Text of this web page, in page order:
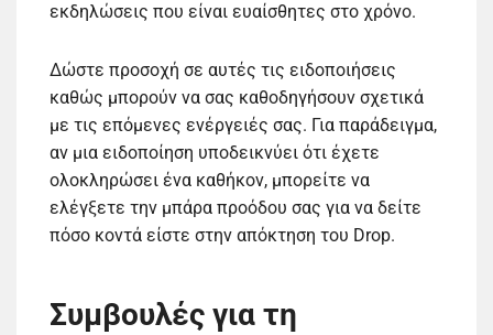
εκδηλώσεις που είναι ευαίσθητες στο χρόνο.
Δώστε προσοχή σε αυτές τις ειδοποιήσεις
καθώς μπορούν να σας καθοδηγήσουν σχετικά
με τις επόμενες ενέργειές σας. Για παράδειγμα,
αν μια ειδοποίηση υποδεικνύει ότι έχετε
ολοκληρώσει ένα καθήκον, μπορείτε να
ελέγξετε την μπάρα προόδου σας για να δείτε
πόσο κοντά είστε στην απόκτηση του Drop.
Συμβουλές για τη